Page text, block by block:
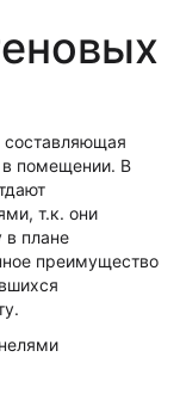
составляющая
помещении. В
т.к. они
в плане
преимущество